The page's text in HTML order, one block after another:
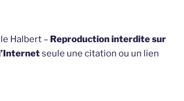
Halbert – Reproduction interdite sur
seule une citation ou un lien